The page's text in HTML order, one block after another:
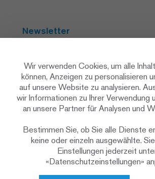
Newsletter
Social Media
Wir verwenden Cookies, um alle
können, Anzeigen zu personalisieren
auf unsere Website zu analysieren.
wir Informationen zu Ihrer Verwendung
an unsere Partner für Analysen und
Bestimmen Sie, ob Sie alle Dienste
keine oder einzeln ausgewählte.
Einstellungen jederzeit
«Datenschutzeinstellungen»